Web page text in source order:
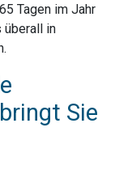
Tagen im Jahr
überall in
Sie